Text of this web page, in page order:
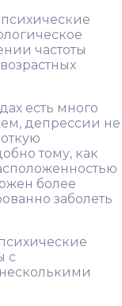
частоты
есть много
депрессии не
тому, как
более
заболеть
с